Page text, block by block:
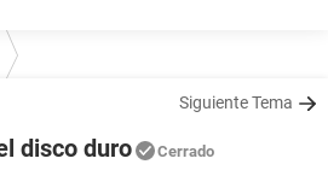
Siguiente Tema
disco duro Cerrado